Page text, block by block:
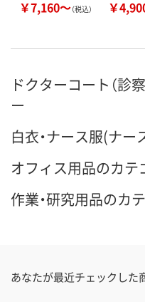
￥7,160～（税込） ￥
ドクターコート（診
ー
白衣・ナース服(ナ
オフィス用品のカテ
作業・研究用品のカ
あなたが最近チェックした